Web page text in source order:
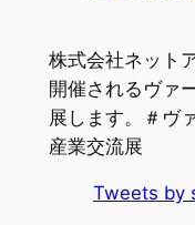
株式会社ネット
開催されるヴァ
展します。＃ヴ
産業交流展
Tweets by